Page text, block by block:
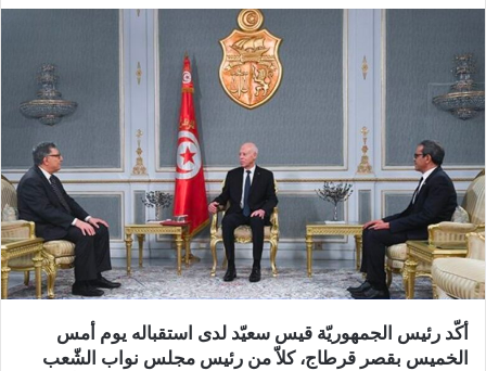
أكّد رئيس الجمهوريّة قيس سعيّد لدى استقباله يوم أمس
الخميس بقصر قرطاج، كلاّ من رئيس مجلس نواب الشّعب